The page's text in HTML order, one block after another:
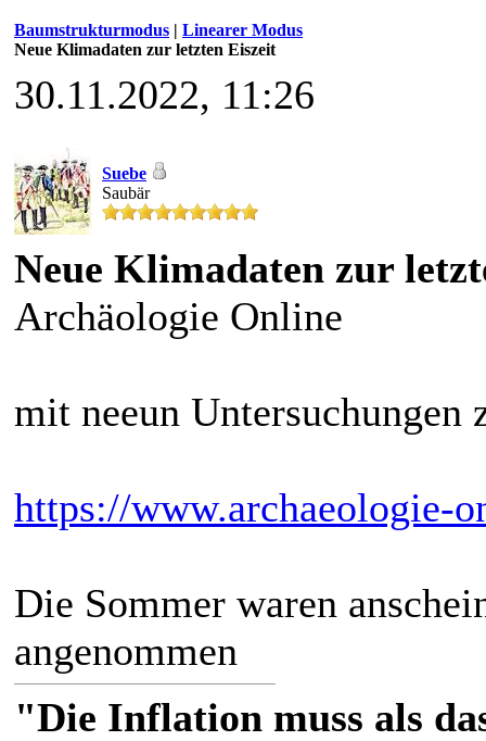
Baumstrukturmodus | Linearer Modus
Neue Klimadaten zur letzten Eiszeit
30.11.2022, 11:26
Suebe
Saubär
Neue Klimadaten zur
Archäologie Online
mit neeun
https://www.archaeologie-
Die Sommer waren
angenommen
"Die Inflation muss als